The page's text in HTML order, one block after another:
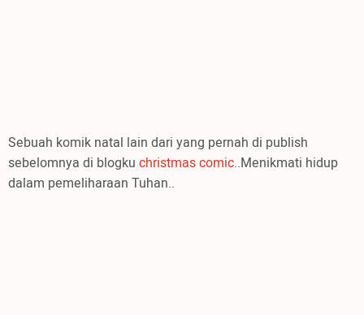
Sebuah komik natal lain dari yang pernah di publish
sebelomnya di blogku christmas comic..Menikmati hidup
dalam pemeliharaan Tuhan..